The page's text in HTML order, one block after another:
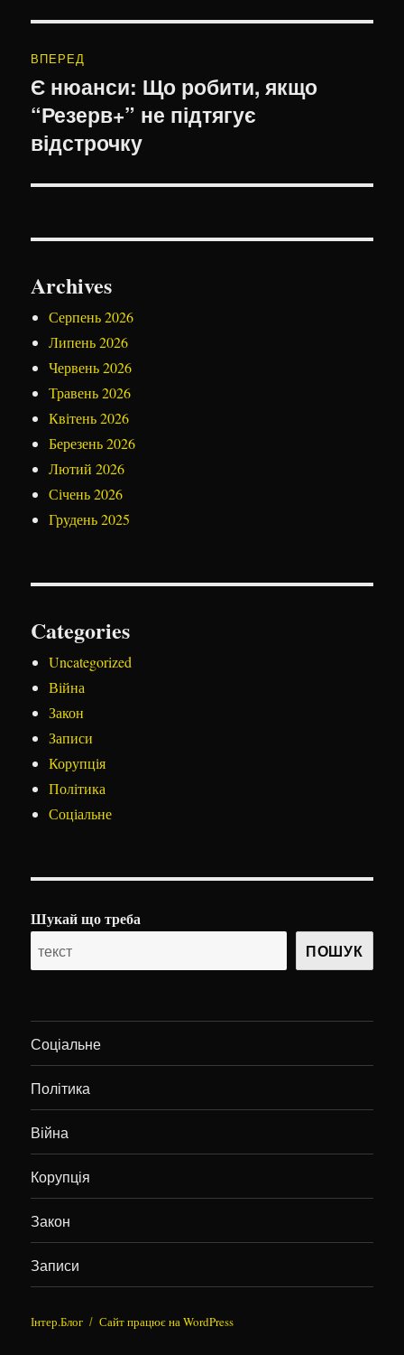
ВПЕРЕД
Наступний
запис:
Є нюанси: Що робити, якщо
“Резерв+” не підтягує
відстрочку
Archives
Серпень 2026
Липень 2026
Червень 2026
Травень 2026
Квітень 2026
Березень 2026
Лютий 2026
Січень 2026
Грудень 2025
Categories
Uncategorized
Війна
Закон
Записи
Корупція
Політика
Соціальне
Шукай що треба
ПОШУК
Соціальне
Політика
Війна
Корупція
Закон
Записи
Інтер.Блог Сайт працює на WordPress